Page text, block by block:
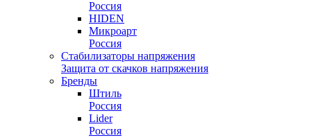
Россия
HIDEN
Микроарт
Россия
Стабилизаторы напряжения
Защита от скачков напряжения
Бренды
Штиль
Россия
Lider
Россия